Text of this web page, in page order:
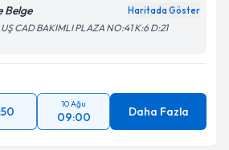
işlenmesine ilişkinAydınlatma
kabul ediyorum.
Belge Haritada Göster
CAD BAKIMLI PLAZA NO:41 K:6 D:21
10 Ağu
09:00 Daha Fazla